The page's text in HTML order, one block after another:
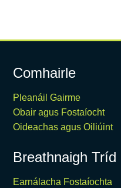
Comhairle
Pleanáil Gairme
Obair agus Fostaíocht
Oideachas agus Oiliúint
Breathnaigh Tríd
Earnálacha Fostaíochta